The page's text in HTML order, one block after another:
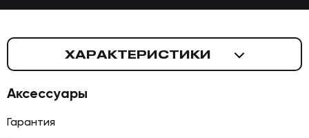
ХАРАКТЕРИСТИКИ
Аксессуары
Гарантия